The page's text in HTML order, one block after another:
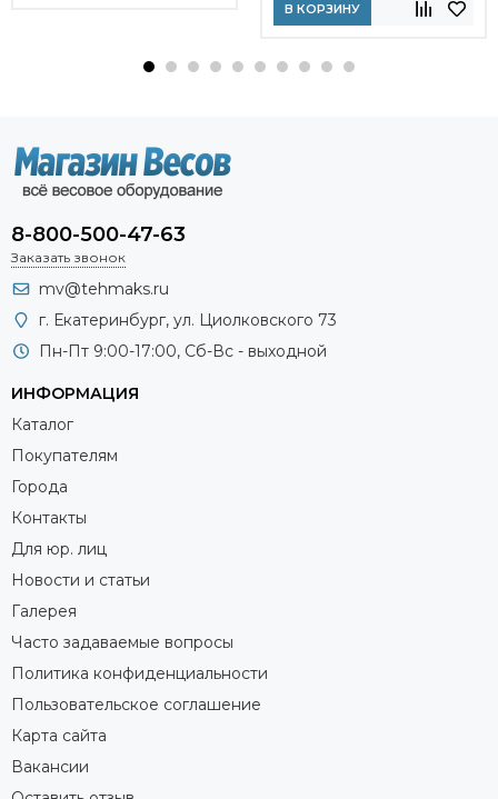
В КОРЗИНУ
8-800-500-47-63
Заказать звонок
mv@tehmaks.ru
г. Екатеринбург, ул. Циолковского 73
Пн-Пт 9:00-17:00, Сб-Вс - выходной
ИНФОРМАЦИЯ
Каталог
Покупателям
Города
Контакты
Для юр. лиц
Новости и статьи
Галерея
Часто задаваемые вопросы
Политика конфиденциальности
Пользовательское соглашение
Карта сайта
Вакансии